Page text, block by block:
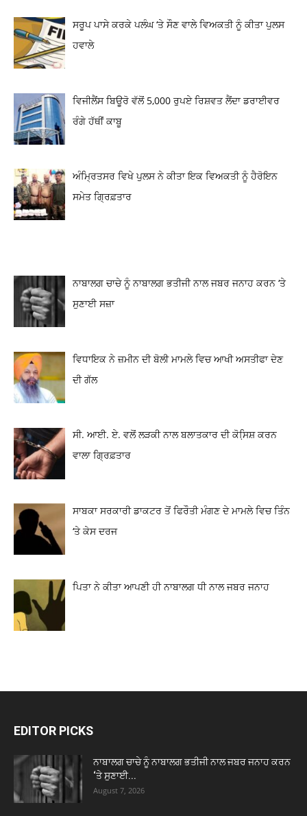
ਸਰੂਪ ਪਾਸੇ ਕਰਕੇ ਪਲੰਘ ‘ਤੇ ਸੌਣ ਵਾਲੇ ਵਿਅਕਤੀ ਨੂੰ ਕੀਤਾ ਪੁਲਸ
ਹਵਾਲੇ
ਵਿਜੀਲੈਂਸ ਬਿਊਰੋ ਵੱਲੋਂ 5,000 ਰੁਪਏ ਰਿਸ਼ਵਤ ਲੈਂਦਾ ਡਰਾਈਵਰ
ਰੰਗੇ ਹੱਥੀਂ ਕਾਬੂ
ਅੰਮ੍ਰਿਤਸਰ ਵਿਖੇ ਪੁਲਸ ਨੇ ਕੀਤਾ ਇਕ ਵਿਅਕਤੀ ਨੂੰ ਹੈਰੋਇਨ
ਸਮੇਤ ਗ੍ਰਿਫ਼ਤਾਰ
ਨਾਬਾਲਗ ਚਾਚੇ ਨੂੰ ਨਾਬਾਲਗ ਭਤੀਜੀ ਨਾਲ ਜਬਰ ਜਨਾਹ ਕਰਨ ‘ਤੇ
ਸੁਣਾਈ ਸਜ਼ਾ
ਵਿਧਾਇਕ ਨੇ ਜ਼ਮੀਨ ਦੀ ਬੋਲੀ ਮਾਮਲੇ ਵਿਚ ਆਖੀ ਅਸਤੀਫਾ ਦੇਣ
ਦੀ ਗੱਲ
ਸੀ. ਆਈ. ਏ. ਵਲੋਂ ਲੜਕੀ ਨਾਲ ਬਲਾਤਕਾਰ ਦੀ ਕੋਸਿ਼ਸ਼ ਕਰਨ
ਵਾਲਾ ਗ੍ਰਿਫ਼ਤਾਰ
ਸਾਬਕਾ ਸਰਕਾਰੀ ਡਾਕਟਰ ਤੋਂ ਫਿਰੌਤੀ ਮੰਗਣ ਦੇ ਮਾਮਲੇ ਵਿਚ ਤਿੰਨ
‘ਤੇ ਕੇਸ ਦਰਜ
ਪਿਤਾ ਨੇ ਕੀਤਾ ਆਪਣੀ ਹੀ ਨਾਬਾਲਗ ਧੀ ਨਾਲ ਜਬਰ ਜਨਾਹ
EDITOR PICKS
ਨਾਬਾਲਗ ਚਾਚੇ ਨੂੰ ਨਾਬਾਲਗ ਭਤੀਜੀ ਨਾਲ ਜਬਰ ਜਨਾਹ ਕਰਨ
‘ਤੇ ਸੁਣਾਈ...
August 7, 2026